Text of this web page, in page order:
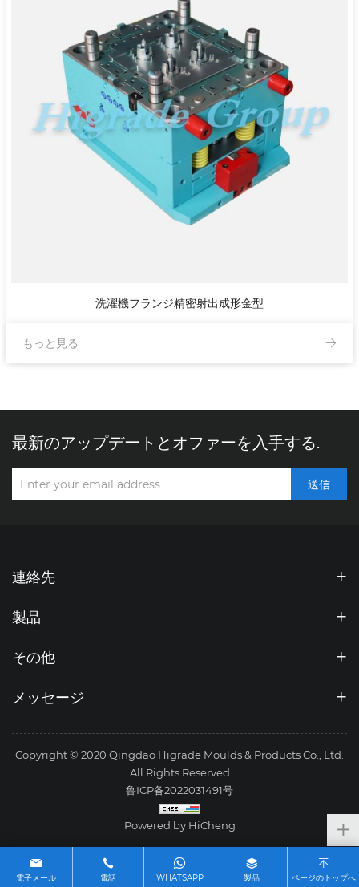
洗濯機フランジ精密射出成形金型
もっと見る
最新のアップデートとオファーを入手する.
送信
連絡先
製品
その他
メッセージ
Copyright © 2020 Qingdao Higrade Moulds & Products Co., Ltd.
All Rights Reserved
鲁ICP备2022031491号
Powered by HiCheng
電子メール 電話 WHATSAPP 製品 ページのトップへ